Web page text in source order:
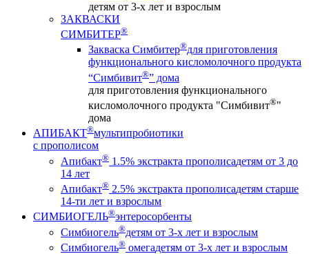
детям от 3-х лет и взрослым
ЗАКВАСКИ
СИМБИТЕР®
Закваска Симбитер®для приготовления
функционального кисломолочного продукта
“Симбивит®” дома
для приготовления функционального
кисломолочного продукта "Симбивит®"
дома
АПИБАКТ®мультипробиотики
с прополисом
Апибакт® 1.5% экстракта прополисадетям от 3 до
14 лет
Апибакт® 2.5% экстракта прополисадетям старше
14-ти лет и взрослым
СИМБИОГЕЛЬ®энтеросорбенты
Симбиогель®детям от 3-х лет и взрослым
Симбиогель® омегадетям от 3-х лет и взрослым